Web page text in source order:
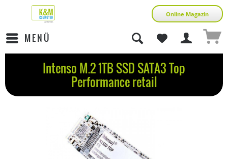
Online Magazin
MENÜ
Intenso M.2 1TB SSD SATA3 Top
Performance retail